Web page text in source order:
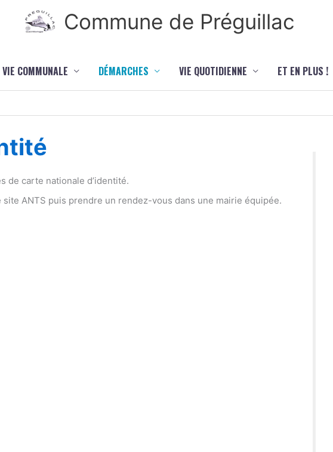
Commune de Préguillac
VIE COMMUNALE DÉMARCHES VIE QUOTIDIENNE ET EN PLUS !
de carte nationale d’identité.
ANTS puis prendre un rendez-vous dans une mairie équipée.